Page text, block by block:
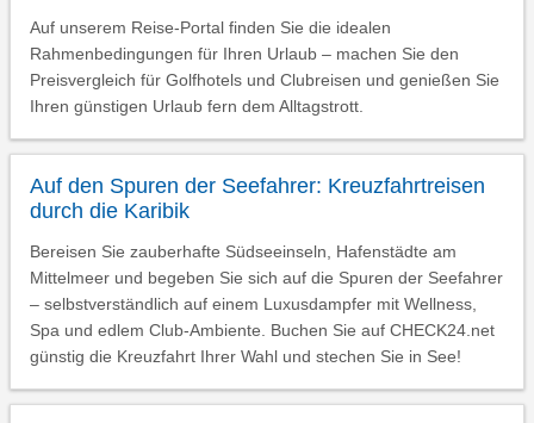
Auf unserem Reise-Portal finden Sie die idealen
Rahmenbedingungen für Ihren Urlaub – machen Sie den
Preisvergleich für Golfhotels und Clubreisen und genießen Sie
Ihren günstigen Urlaub fern dem Alltagstrott.
Auf den Spuren der Seefahrer: Kreuzfahrtreisen
durch die Karibik
Bereisen Sie zauberhafte Südseeinseln, Hafenstädte am
Mittelmeer und begeben Sie sich auf die Spuren der Seefahrer
– selbstverständlich auf einem Luxusdampfer mit Wellness,
Spa und edlem Club-Ambiente. Buchen Sie auf CHECK24.net
günstig die Kreuzfahrt Ihrer Wahl und stechen Sie in See!